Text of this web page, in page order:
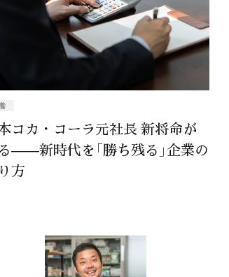
コカ・コーラ元社長 新将命が
——新時代を「勝ち残る」企業の
方